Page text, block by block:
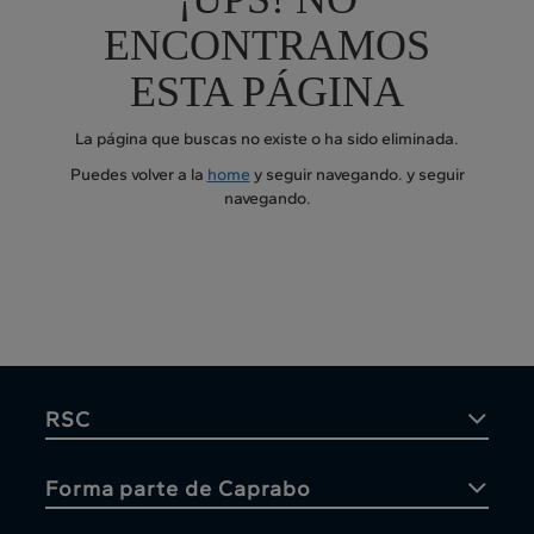
ENCONTRAMOS
ESTA PÁGINA
La página que buscas no existe o ha sido eliminada.
Puedes volver a la home y seguir navegando. y seguir
navegando.
RSC
Forma parte de Caprabo